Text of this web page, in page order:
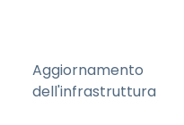
Aggiornamento
dell'infrastruttura